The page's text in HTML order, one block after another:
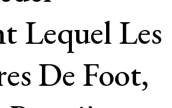
Lequel Les
De Foot,